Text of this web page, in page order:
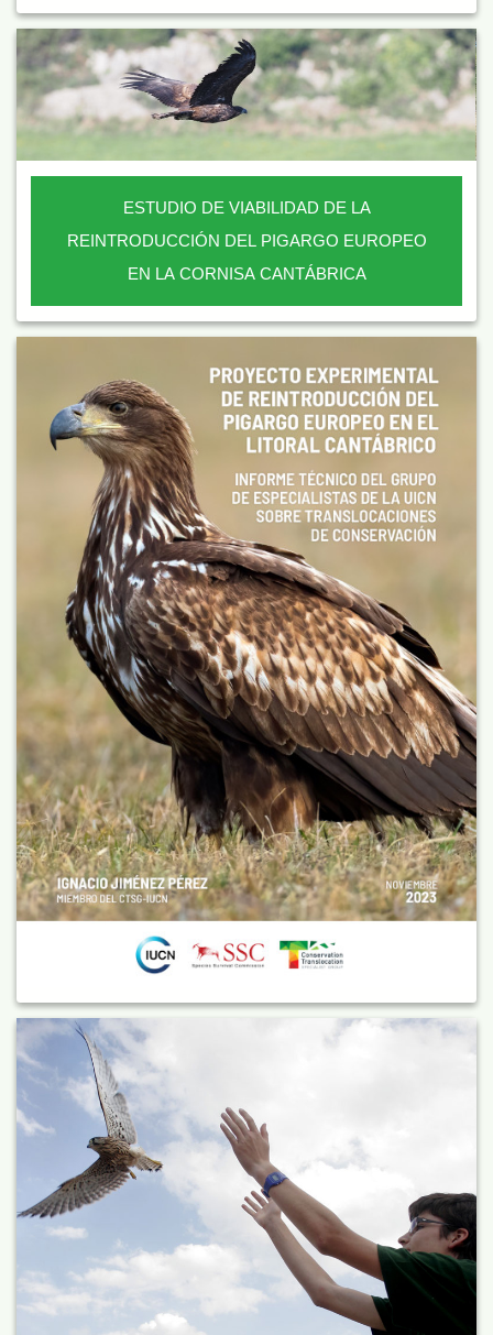
ESTUDIO DE VIABILIDAD DE LA
REINTRODUCCIÓN DEL PIGARGO EUROPEO
EN LA CORNISA CANTÁBRICA